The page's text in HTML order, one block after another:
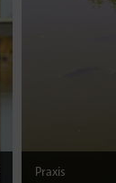
Praxis